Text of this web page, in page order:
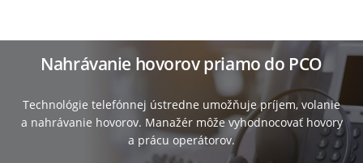
Nahrávanie hovorov priamo do PCO
Technológie telefónnej ústredne umožňuje príjem, volanie
a nahrávanie hovorov. Manažér môže vyhodnocovať hovory
a prácu operátorov.